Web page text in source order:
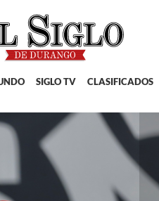
SIGLO TV CLASIFICADOS